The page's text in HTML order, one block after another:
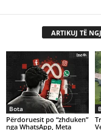
ARTIKUJ TË
Bota
Përdoruesit po “zhduken”
nga WhatsApp, Meta